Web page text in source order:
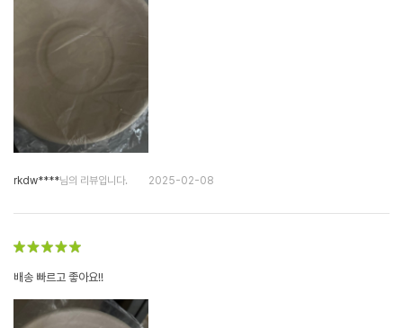
rkdw****님의 리뷰입니다. 2025-02-08
배송 빠르고 좋아요!!